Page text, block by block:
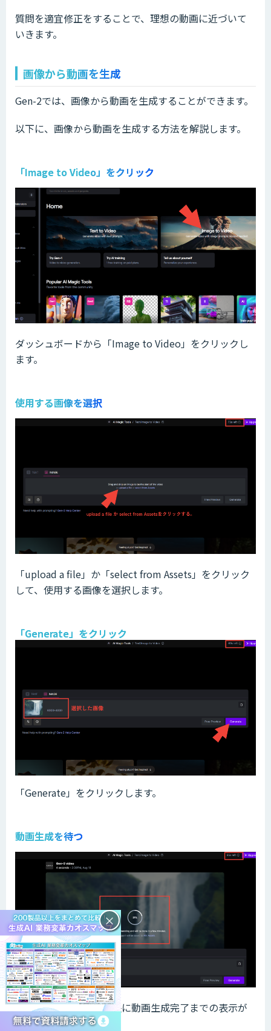
質問を適宜修正をすることで、理想の動画に近づいて
いきます。
画像から動画を生成
Gen-2では、画像から動画を生成することができます。
以下に、画像から動画を生成する方法を解説します。
「Image to Video」をクリック
ダッシュボードから「Image to Video」をクリックし
ます。
使用する画像を選択
「upload a file」か「select from Assets」をクリック
して、使用する画像を選択します。
「Generate」をクリック
「Generate」をクリックします。
動画生成を待つ
4sが消費され、画面中央に動画生成完了までの表示が
出てきます。
×